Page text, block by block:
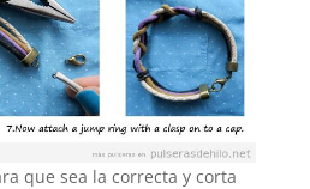
que sea la correcta y corta